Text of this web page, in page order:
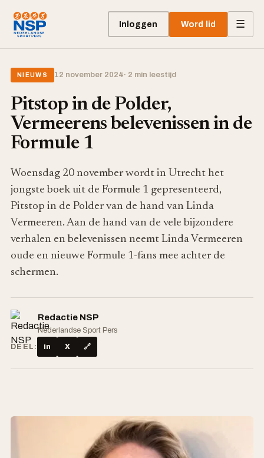
Inloggen Word lid ☰
NIEUWS 12 november 2024· 2 min leestijd
Pitstop in de Polder,
Vermeerens belevenissen in de
Formule 1
Woensdag 20 november wordt in Utrecht het
jongste boek uit de Formule 1 gepresenteerd,
Pitstop in de Polder van de hand van Linda
Vermeeren. Aan de hand van de vele bijzondere
verhalen en belevenissen neemt Linda Vermeeren
oude en nieuwe Formule 1-fans mee achter de
schermen.
Redactie NSP
Nederlandse Sport Pers
DEEL:
in X 🔗